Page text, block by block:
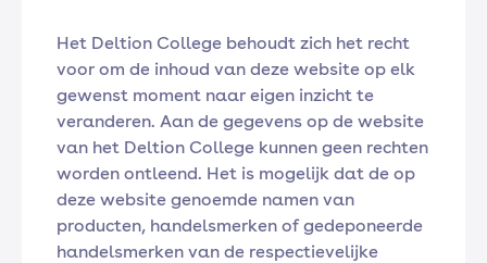
Het Deltion College behoudt zich het recht
voor om de inhoud van deze website op elk
gewenst moment naar eigen inzicht te
veranderen. Aan de gegevens op de website
van het Deltion College kunnen geen rechten
worden ontleend. Het is mogelijk dat de op
deze website genoemde namen van
producten, handelsmerken of gedeponeerde
handelsmerken van de respectievelijke